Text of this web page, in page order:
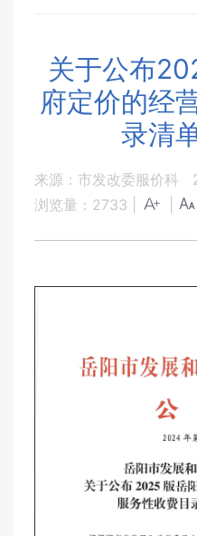
关于公布
府定价的经
录清
来源：市发改委服价科
浏览量： 2733